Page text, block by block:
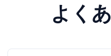
よく